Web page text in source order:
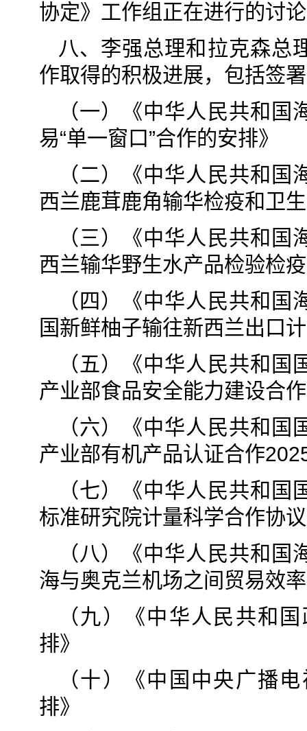
协定》工作组正在进行的讨
八、李强总理和拉克森总
作取得的积极进展，包括签
（一）《中华人民共和
易“单一窗口”合作的安排》
（二）《中华人民共和
西兰鹿茸鹿角输华检疫和卫
（三）《中华人民共和
西兰输华野生水产品检验检
（四）《中华人民共和
国新鲜柚子输往新西兰出口
（五）《中华人民共和
产业部食品安全能力建设合
（六）《中华人民共和
产业部有机产品认证合作
（七）《中华人民共和
标准研究院计量科学合作协
（八）《中华人民共和
海与奥克兰机场之间贸易效
（九）《中华人民共和
排》
（十）《中国中央广播
排》